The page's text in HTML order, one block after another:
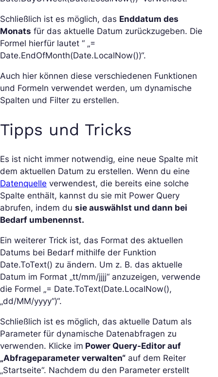
Schließlich ist es möglich, das Enddatum des
Monats für das aktuelle Datum zurückzugeben. Die
Formel hierfür lautet “ „=
Date.EndOfMonth(Date.LocalNow())“.
Auch hier können diese verschiedenen Funktionen
und Formeln verwendet werden, um dynamische
Spalten und Filter zu erstellen.
Tipps und Tricks
Es ist nicht immer notwendig, eine neue Spalte mit
dem aktuellen Datum zu erstellen. Wenn du eine
Datenquelle verwendest, die bereits eine solche
Spalte enthält, kannst du sie mit Power Query
abrufen, indem du sie auswählst und dann bei
Bedarf umbenennst.
Ein weiterer Trick ist, das Format des aktuellen
Datums bei Bedarf mithilfe der Funktion
Date.ToText() zu ändern. Um z. B. das aktuelle
Datum im Format „tt/mm/jjjj“ anzuzeigen, verwende
die Formel „= Date.ToText(Date.LocalNow(),
„dd/MM/yyyy“)“.
Schließlich ist es möglich, das aktuelle Datum als
Parameter für dynamische Datenabfragen zu
verwenden. Klicke im Power Query-Editor auf
„Abfrageparameter verwalten“ auf dem Reiter
„Startseite“. Nachdem du den Parameter erstellt